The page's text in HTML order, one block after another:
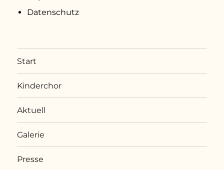
Datenschutz
Start
Kinderchor
Aktuell
Galerie
Presse